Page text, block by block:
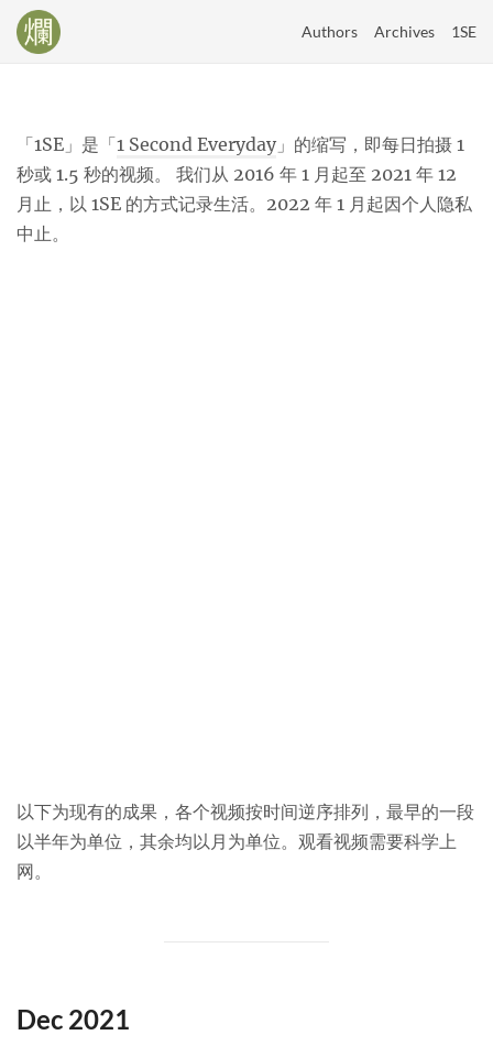
Authors Archives 1SE
「1SE」是「1 Second Everyday 」的缩写，即每日拍摄 1
秒或 1.5 秒的视频。 我们从 2016 年 1 月起至 2021 年 12
月止，以 1SE 的方式记录生活。2022 年 1 月起因个人隐私
中止。
以下为现有的成果，各个视频按时间逆序排列，最早的一段
以半年为单位，其余均以月为单位。观看视频需要科学上
网。
Dec 2021